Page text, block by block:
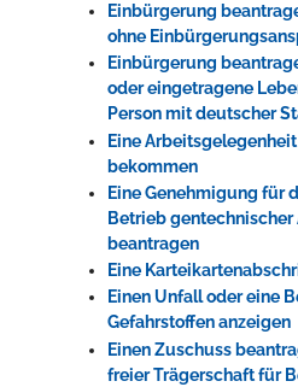
Einbürgerung
ohne
Einbürgerung
oder eingetragene
Person mit deutscher
Eine
bekommen
Eine Genehmigung für
Betrieb gentechnischer
beantragen
Eine
Einen Unfall oder eine
Gefahrstoffen anzeigen
Einen Zuschuss
freier Trägerschaft für